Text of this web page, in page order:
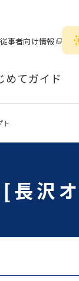
事者向け情報
めてガイド
ト
長沢